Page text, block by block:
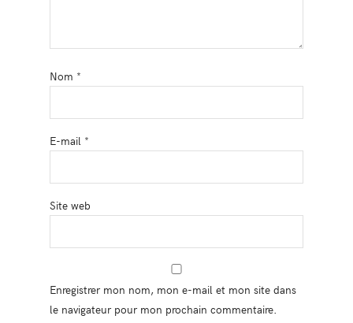
Nom *
E-mail *
Site web
Enregistrer mon nom, mon e-mail et mon site dans
le navigateur pour mon prochain commentaire.